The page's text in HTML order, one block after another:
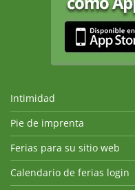
Intimidad
Pie de imprenta
Ferias para su sitio web
Calendario de ferias login